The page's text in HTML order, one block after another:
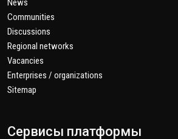
News
Communities
Discussions
Regional networks
Vacancies
Enterprises / organizations
Sitemap
Сервисы платформы